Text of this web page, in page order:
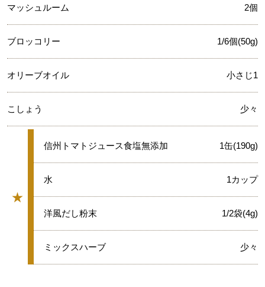
マッシュルーム 2個
ブロッコリー 1/6個(50g)
オリーブオイル 小さじ1
こしょう 少々
★
グループ
★
信州トマトジュース食塩無添加 1缶(190g)
★
水 1カップ
★
洋風だし粉末 1/2袋(4g)
★
ミックスハーブ 少々